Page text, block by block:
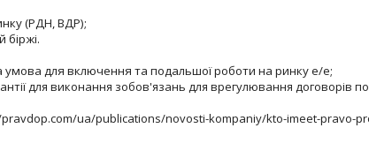
(РДН, ВДР);
біржі.
для включення та подальшої роботи на ринку е/е;
для виконання зобов'язань для врегулювання договорів
pravdop.com/ua/publications/novosti-kompaniy/kto-imeet-pravo-